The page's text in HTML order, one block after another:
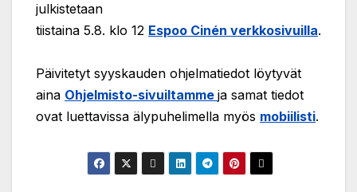
julkistetaan
tiistaina 5.8. klo 12 Espoo Cinén verkkosivuilla.
Päivitetyt syyskauden ohjelmatiedot löytyvät
aina Ohjelmisto-sivuiltamme ja samat tiedot
ovat luettavissa älypuhelimella myös mobiilisti.